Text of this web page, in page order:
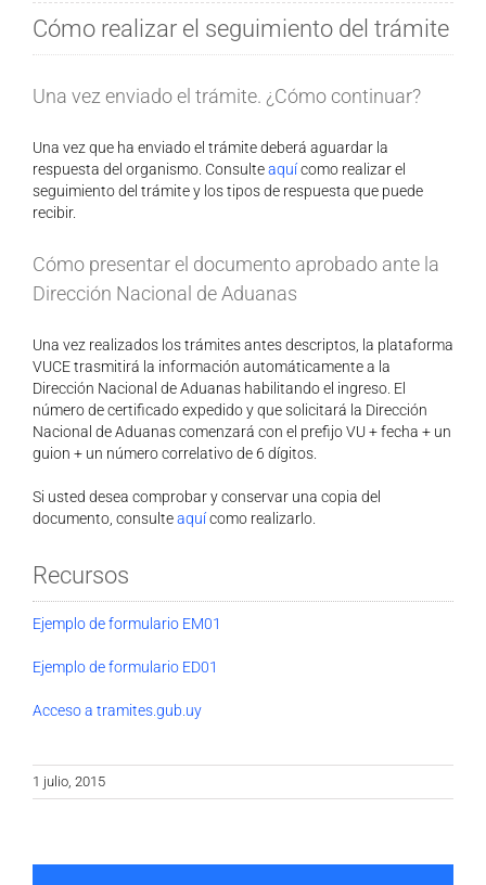
Cómo realizar el seguimiento del trámite
Una vez enviado el trámite. ¿Cómo continuar?
Una vez que ha enviado el trámite deberá aguardar la
respuesta del organismo. Consulteaquícomo realizar el
seguimiento del trámite y los tipos de respuesta que puede
recibir.
Cómo presentar el documento aprobado ante la
Dirección Nacional de Aduanas
Una vez realizados los trámites antes descriptos, la plataforma
VUCE trasmitirá la información automáticamente a la
Dirección Nacional de Aduanas habilitando el ingreso. El
número de certificado expedido y que solicitará la Dirección
Nacional de Aduanas comenzará con el prefijo VU + fecha + un
guion + un número correlativo de 6 dígitos.
Si usted desea comprobar y conservar una copia del
documento, consulteaquícomo realizarlo.
Recursos
Ejemplo de formulario EM01
Ejemplo de formulario ED01
Acceso a tramites.gub.uy
1 julio, 2015